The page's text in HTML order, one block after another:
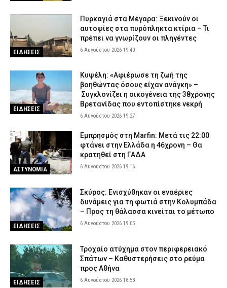
ΕΙΔΗΣΕΙΣ
Πυρκαγιά στα Μέγαρα: Ξεκινούν οι
αυτοψίες στα πυρόπληκτα κτίρια – Τι
πρέπει να γνωρίζουν οι πληγέντες
6 Αυγούστου 2026 19:40
ΕΙΔΗΣΕΙΣ
Κυψέλη: «Αφιέρωσε τη ζωή της
βοηθώντας όσους είχαν ανάγκη» –
Συγκλονίζει η οικογένεια της 38χρονης
Βρετανίδας που εντοπίστηκε νεκρή
6 Αυγούστου 2026 19:27
ΑΣΤΥΝΟΜΙΑ
Εμπρησμός στη Marfin: Μετά τις 22:00
φτάνει στην Ελλάδα η 46χρονη – Θα
κρατηθεί στη ΓΑΔΑ
6 Αυγούστου 2026 19:16
ΕΙΔΗΣΕΙΣ
Σκύρος: Ενισχύθηκαν οι εναέριες
δυνάμεις για τη φωτιά στην Κολυμπάδα
– Προς τη θάλασσα κινείται το μέτωπο
6 Αυγούστου 2026 19:05
ΕΙΔΗΣΕΙΣ
Τροχαίο ατύχημα στον περιφερειακό
Σπάτων – Καθυστερήσεις στο ρεύμα
προς Αθήνα
6 Αυγούστου 2026 18:53